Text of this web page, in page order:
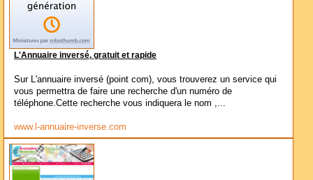
L'Annuaire inversé, gratuit et rapide
Sur L'annuaire inversé (point com), vous trouverez un service qui
vous permettra de faire une recherche d'un numéro de
téléphone.Cette recherche vous indiquera le nom ,...
www.l-annuaire-inverse.com